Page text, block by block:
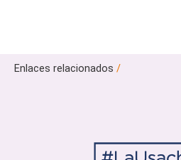
Enlaces relacionados /